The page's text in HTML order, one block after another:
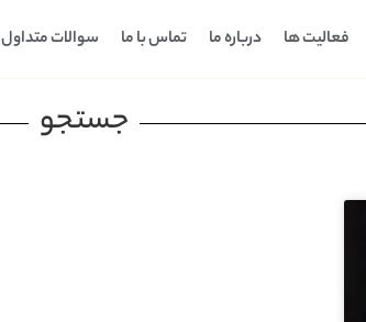
فعالیت ها درباره ما تماس با ما سوالات متداول
جستجو